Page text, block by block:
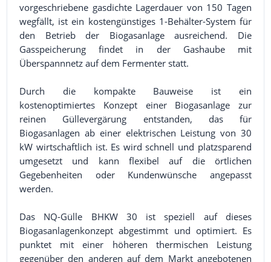
vorgeschriebene gasdichte Lagerdauer von 150 Tagen
wegfällt, ist ein kostengünstiges 1-Behälter-System für
den Betrieb der Biogasanlage ausreichend. Die
Gasspeicherung findet in der Gashaube mit
Überspannnetz auf dem Fermenter statt.
Durch die kompakte Bauweise ist ein
kostenoptimiertes Konzept einer Biogasanlage zur
reinen Güllevergärung entstanden, das für
Biogasanlagen ab einer elektrischen Leistung von 30
kW wirtschaftlich ist. Es wird schnell und platzsparend
umgesetzt und kann flexibel auf die örtlichen
Gegebenheiten oder Kundenwünsche angepasst
werden.
Das NQ-Gülle BHKW 30 ist speziell auf dieses
Biogasanlagenkonzept abgestimmt und optimiert. Es
punktet mit einer höheren thermischen Leistung
gegenüber den anderen auf dem Markt angebotenen